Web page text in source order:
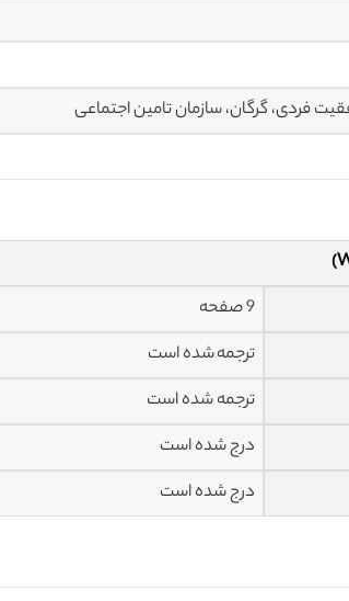
گرگان، سازمان تامین اجتماعی
9 صفحه
ترجمه شده است
ترجمه شده است
درج شده است
درج شده است